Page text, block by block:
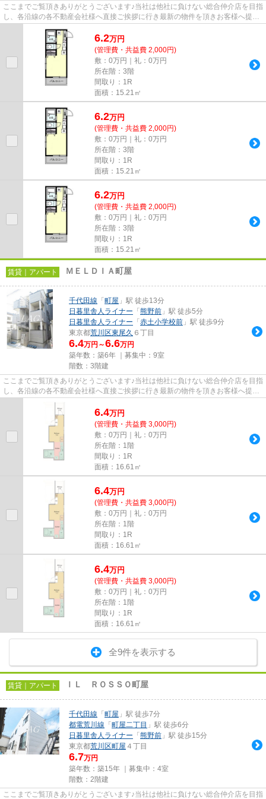
ここまでご覧頂きありがとうございます♪当社は他社に負けない総合仲介店を目指
し、各沿線の各不動産会社様へ直接ご挨拶に行き最新の物件を頂きお客様へ提供
しております！最新の情報は...
6.2万円
(管理費・共益費 2,000円)
敷：0万円｜礼：0万円
所在階：3階
間取り：1R
面積：15.21㎡
6.2万円
(管理費・共益費 2,000円)
敷：0万円｜礼：0万円
所在階：3階
間取り：1R
面積：15.21㎡
6.2万円
(管理費・共益費 2,000円)
敷：0万円｜礼：0万円
所在階：3階
間取り：1R
面積：15.21㎡
賃貸｜アパート ＭＥＬＤＩＡ町屋
千代田線 「 町屋 」駅 徒歩13分
日暮里舎人ライナー 「 熊野前 」駅 徒歩5分
日暮里舎人ライナー 「 赤土小学校前 」駅 徒歩9分
東京都荒川区東尾久 ６丁目
6.4万円～6.6万円
築年数：築6年 ｜募集中： 9室
階数：3階建
ここまでご覧頂きありがとうございます♪当社は他社に負けない総合仲介店を目指
し、各沿線の各不動産会社様へ直接ご挨拶に行き最新の物件を頂きお客様へ提供
しております！最新の情報は...
6.4万円
(管理費・共益費 3,000円)
敷：0万円｜礼：0万円
所在階：1階
間取り：1R
面積：16.61㎡
6.4万円
(管理費・共益費 3,000円)
敷：0万円｜礼：0万円
所在階：1階
間取り：1R
面積：16.61㎡
6.4万円
(管理費・共益費 3,000円)
敷：0万円｜礼：0万円
所在階：1階
間取り：1R
面積：16.61㎡
全9件を表示する
賃貸｜アパート ＩＬ ＲＯＳＳＯ町屋
千代田線 「 町屋 」駅 徒歩7分
都電荒川線 「 町屋二丁目 」駅 徒歩6分
日暮里舎人ライナー 「 熊野前 」駅 徒歩15分
東京都荒川区町屋 ４丁目
6.7万円
築年数：築15年 ｜募集中： 4室
階数：2階建
ここまでご覧頂きありがとうございます♪当社は他社に負けない総合仲介店を目指